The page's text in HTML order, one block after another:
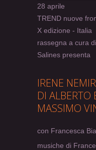
28 aprile
TREND nuove
X edizione - Italia
rassegna a cura
Salines presenta
IRENE
DI ALBERTO
MASSIMO
con Francesca
musiche di